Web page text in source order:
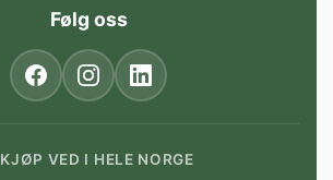
Følg oss
KJØP VED I HELE NORGE